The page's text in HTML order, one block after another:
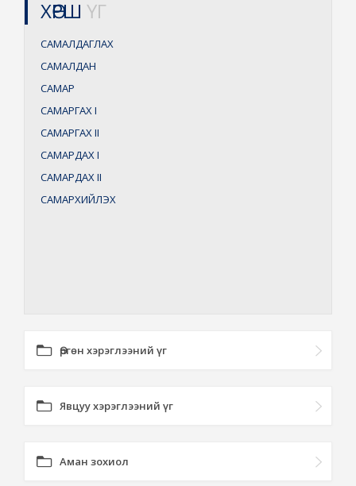
ХӨРШ ҮГ
САМАЛДАГЛАХ
САМАЛДАН
САМАР
САМАРГАХI
САМАРГАХII
САМАРДАХI
САМАРДАХII
САМАРХИЙЛЭХ
Өргөн хэрэглээний үг
Явцуу хэрэглээний үг
Аман зохиол